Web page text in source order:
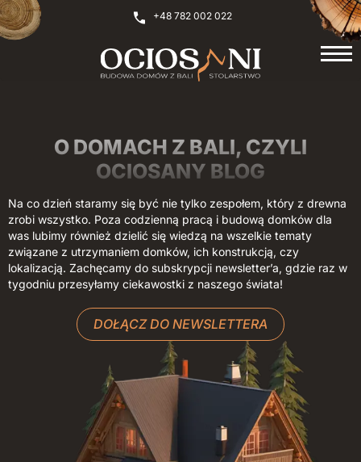
+48 782 002 022
O DOMACH Z BALI, CZYLI
OCIOSANY BLOG
Na co dzień staramy się być nie tylko zespołem, który z drewna
zrobi wszystko. Poza codzienną pracą i budową domków dla
was lubimy również dzielić się wiedzą na wszelkie tematy
związane z utrzymaniem domków, ich konstrukcją, czy
lokalizacją. Zachęcamy do subskrypcji newsletter’a, gdzie raz w
tygodniu przesyłamy ciekawostki z naszego świata!
DOŁĄCZ DO NEWSLETTERA